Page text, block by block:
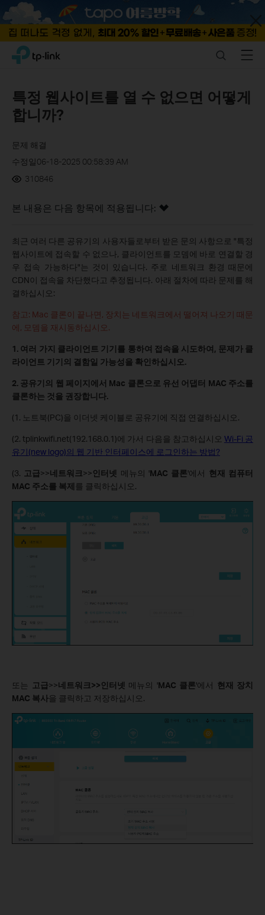
Click
navigation
TP-Link, Reliably Smart SearchMenu
특정 웹사이트를 열 수 없으면 어떻게
합니까?
문제 해결
수정일06-18-2025 00:58:39 AM
310846
본 내용은 다음 항목에 적용됩니다:
최근 여러 다른 공유기의 사용자들로부터 받은 문의 사항으로 "특정
웹사이트에 접속할 수 없으나, 클라이언트를 모뎀에 바로 연결할 경
우 접속 가능하다"는 것이 있습니다. 주로 네트워크 환경 때문에
CDN이 접속을 차단했다고 추정됩니다. 아래 절차에 따라 문제를 해
결하십시오:
참고: Mac 클론이 끝나면, 장치는 네트워크에서 떨어져 나오기 때문
에, 모뎀을 재시동하십시오.
1. 여러 가지 클라이언트 기기를 통하여 접속을 시도하여, 문제가 클
라이언트 기기의 결함일 가능성을 확인하십시오.
2. 공유기의 웹 페이지에서 Mac 클론으로 유선 어댑터 MAC 주소를
클론하는 것을 권장합니다.
(1. 노트북(PC)을 이더넷 케이블로 공유기에 직접 연결하십시오.
(2. tplinkwifi.net(192.168.0.1)에 가서 다음을 참고하십시오 Wi-Fi 공
유기(new logo)의 웹 기반 인터페이스에 로그인하는 방법?
(3. 고급>>네트워크>>인터넷 메뉴의 'MAC 클론'에서 현재 컴퓨터
MAC 주소를 복제 를 클릭하십시오.
또는 고급>>네트워크>>인터넷 메뉴의 'MAC 클론'에서 현재 장치
MAC 복사을 클릭하고 저장하십시오.